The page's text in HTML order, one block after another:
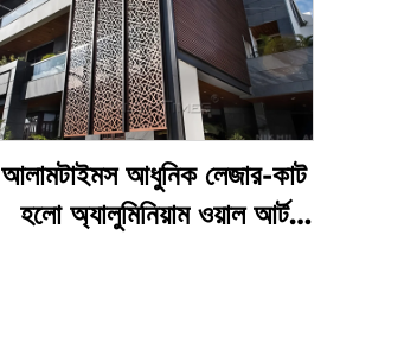
আলামটাইমস আধুনিক লেজার-কাট
হলো অ্যালুমিনিয়াম ওয়াল আর্ট